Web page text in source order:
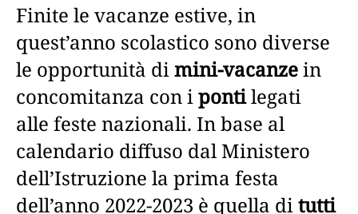
Finite le vacanze estive, in
quest’anno scolastico sono diverse
le opportunità dimini-vacanzein
concomitanza con ipontilegati
alle feste nazionali. In base al
calendario diffuso dal Ministero
dell’Istruzione la prima festa
dell’anno 2022-2023 è quella ditutti